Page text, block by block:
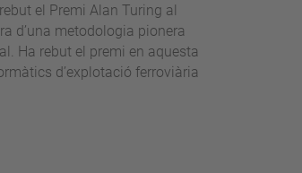
el Premi Alan Turing al
d’una metodologia pionera
Ha rebut el premi en aquesta
d’explotació ferroviària